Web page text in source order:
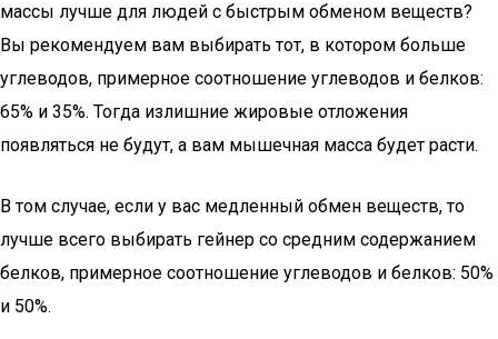
массы лучше для людей с быстрым обменом веществ?
Вы рекомендуем вам выбирать тот, в котором больше
углеводов, примерное соотношение углеводов и белков:
65% и 35%. Тогда излишние жировые отложения
появляться не будут, а вам мышечная масса будет расти.
В том случае, если у вас медленный обмен веществ, то
лучше всего выбирать гейнер со средним содержанием
белков, примерное соотношение углеводов и белков: 50%
и 50%.